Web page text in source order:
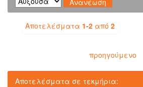
Αποτελέσματα 1-2 από 2
προηγούμενο
Αποτελέσματα σε τεκμήρια: